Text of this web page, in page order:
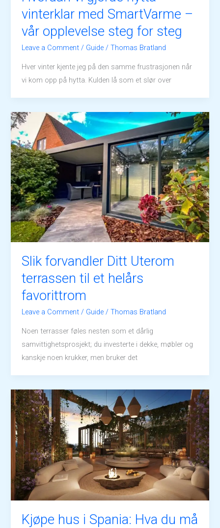
vinterklar med SmartVarme –
vår opplevelse steg for steg
Leave a Comment / Guide /Thomas Bratland
Hver vinter kjente jeg på den samme frustrasjonen når
vi kom opp på hytta. Kulden lå som et slør over
Slik forvandler Ditt Uterom
terrassen til et helårs
favorittrom
Leave a Comment / Guide /Thomas Bratland
Noen terrasser føles nesten som et dårlig
samvittighetsprosjekt; du investerte i dekke, møbler og
kanskje noen krukker, men bruker det
Kjøpe hus i Spania: Hva du må